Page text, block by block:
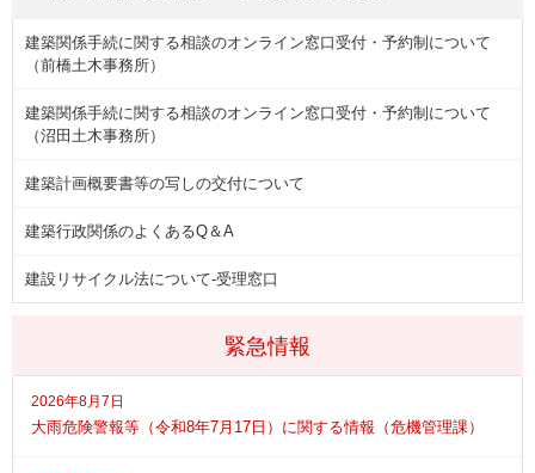
緊急情報
2026年8月7日
大雨危険警報等（令和8年7月17日）に関する情報（危機管理課）
建築関係手続に関する相談のオンライン窓口受付・予約制について
（前橋土木事務所）
建築関係手続に関する相談のオンライン窓口受付・予約制について
（沼田土木事務所）
建築計画概要書等の写しの交付について
建築行政関係のよくあるQ＆A
建設リサイクル法について-受理窓口